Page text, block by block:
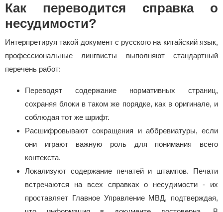
Как переводится справка о
несудимости?
Интерпретируя такой документ с русского на китайский язык,
профессиональные лингвисты выполняют стандартный
перечень работ:
Переводят содержание нормативных страниц,
сохраняя блоки в таком же порядке, как в оригинале, и
соблюдая тот же шрифт.
Расшифровывают сокращения и аббревиатуры, если
они играют важную роль для понимания всего
контекста.
Локализуют содержание печатей и штампов. Печати
встречаются на всех справках о несудимости - их
проставляет Главное Управление МВД, подтверждая,